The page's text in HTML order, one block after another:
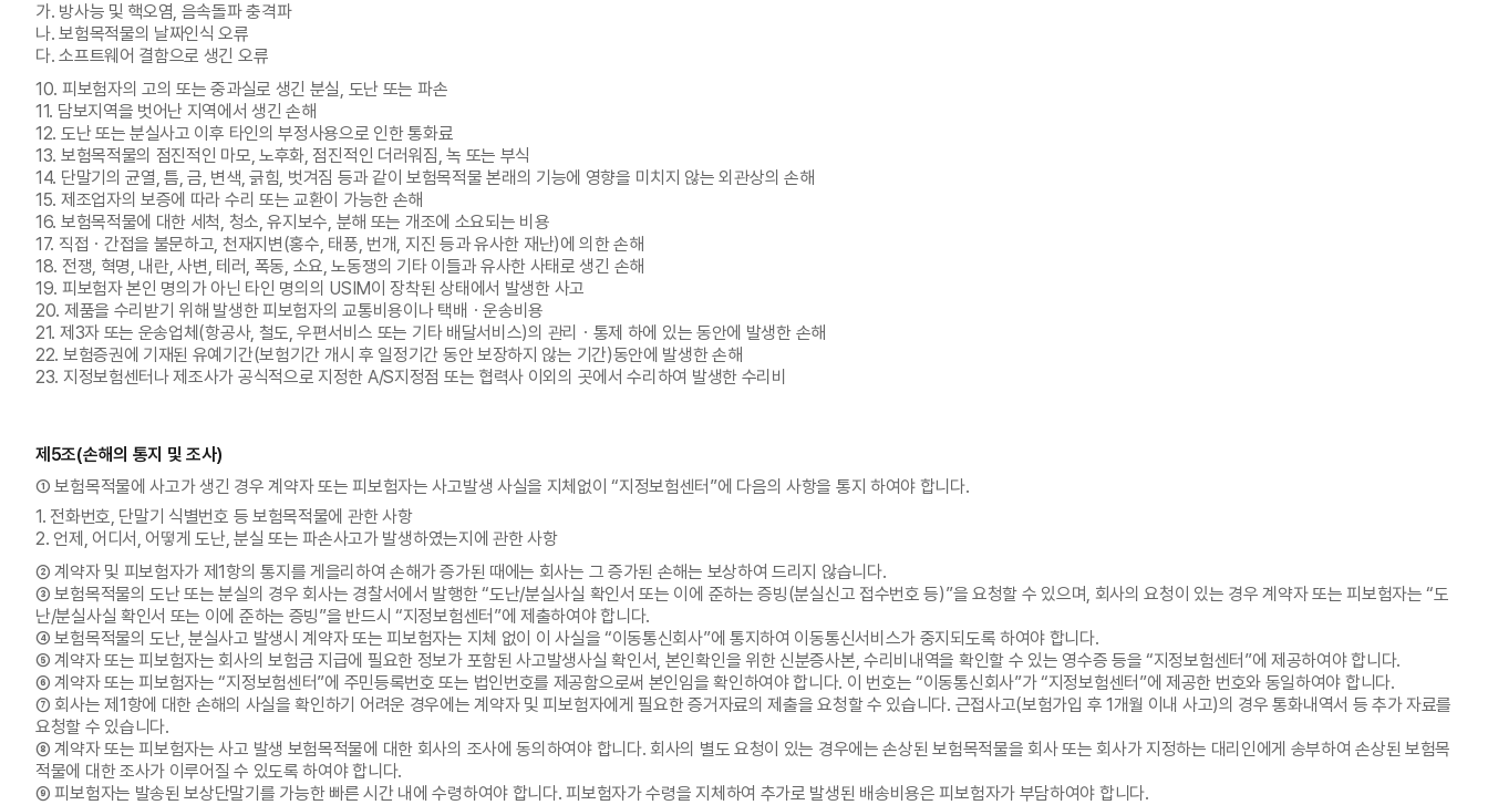
가. 방사능 및 핵오염, 음속돌파 충격파
나. 보험목적물의 날짜인식 오류
다. 소프트웨어 결함으로 생긴 오류
10. 피보험자의 고의 또는 중과실로 생긴 분실, 도난 또는 파손
11. 담보지역을 벗어난 지역에서 생긴 손해
12. 도난 또는 분실사고 이후 타인의 부정사용으로 인한 통화료
13. 보험목적물의 점진적인 마모, 노후화, 점진적인 더러워짐, 녹 또는 부식
14. 단말기의 균열, 틈, 금, 변색, 긁힘, 벗겨짐 등과 같이 보험목적물 본래의 기능에 영향을 미치지 않는 외관상의 손해
15. 제조업자의 보증에 따라 수리 또는 교환이 가능한 손해
16. 보험목적물에 대한 세척, 청소, 유지보수, 분해 또는 개조에 소요되는 비용
17. 직접ㆍ간접을 불문하고, 천재지변(홍수, 태풍, 번개, 지진 등과 유사한 재난)에 의한 손해
18. 전쟁, 혁명, 내란, 사변, 테러, 폭동, 소요, 노동쟁의 기타 이들과 유사한 사태로 생긴 손해
19. 피보험자 본인 명의가 아닌 타인 명의의 USIM이 장착된 상태에서 발생한 사고
20. 제품을 수리받기 위해 발생한 피보험자의 교통비용이나 택배ㆍ운송비용
21. 제3자 또는 운송업체(항공사, 철도, 우편서비스 또는 기타 배달서비스)의 관리ㆍ통제 하에 있는 동안에 발생한 손해
22. 보험증권에 기재된 유예기간(보험기간 개시 후 일정기간 동안 보장하지 않는 기간)동안에 발생한 손해
23. 지정보험센터나 제조사가 공식적으로 지정한 A/S지정점 또는 협력사 이외의 곳에서 수리하여 발생한 수리비
제5조(손해의 통지 및 조사)
① 보험목적물에 사고가 생긴 경우 계약자 또는 피보험자는 사고발생 사실을 지체없이 “지정보험센터”에 다음의 사항을 통지 하여야 합니다.
1. 전화번호, 단말기 식별번호 등 보험목적물에 관한 사항
2. 언제, 어디서, 어떻게 도난, 분실 또는 파손사고가 발생하였는지에 관한 사항
② 계약자 및 피보험자가 제1항의 통지를 게을리하여 손해가 증가된 때에는 회사는 그 증가된 손해는 보상하여 드리지 않습니다.
③ 보험목적물의 도난 또는 분실의 경우 회사는 경찰서에서 발행한 “도난/분실사실 확인서 또는 이에 준하는 증빙(분실신고 접수번호 등)”을 요청할 수 있으며, 회사의 요청이 있는 경우 계약자 또는 피보험자는 “도
난/분실사실 확인서 또는 이에 준하는 증빙”을 반드시 “지정보험센터”에 제출하여야 합니다.
④ 보험목적물의 도난, 분실사고 발생시 계약자 또는 피보험자는 지체 없이 이 사실을 “이동통신회사”에 통지하여 이동통신서비스가 중지되도록 하여야 합니다.
⑤ 계약자 또는 피보험자는 회사의 보험금 지급에 필요한 정보가 포함된 사고발생사실 확인서, 본인확인을 위한 신분증사본, 수리비내역을 확인할 수 있는 영수증 등을 “지정보험센터”에 제공하여야 합니다.
⑥ 계약자 또는 피보험자는 “지정보험센터”에 주민등록번호 또는 법인번호를 제공함으로써 본인임을 확인하여야 합니다. 이 번호는 “이동통신회사”가 “지정보험센터”에 제공한 번호와 동일하여야 합니다.
⑦ 회사는 제1항에 대한 손해의 사실을 확인하기 어려운 경우에는 계약자 및 피보험자에게 필요한 증거자료의 제출을 요청할 수 있습니다. 근접사고(보험가입 후 1개월 이내 사고)의 경우 통화내역서 등 추가 자료를
요청할 수 있습니다.
⑧ 계약자 또는 피보험자는 사고 발생 보험목적물에 대한 회사의 조사에 동의하여야 합니다. 회사의 별도 요청이 있는 경우에는 손상된 보험목적물을 회사 또는 회사가 지정하는 대리인에게 송부하여 손상된 보험목
적물에 대한 조사가 이루어질 수 있도록 하여야 합니다.
⑨ 피보험자는 발송된 보상단말기를 가능한 빠른 시간 내에 수령하여야 합니다. 피보험자가 수령을 지체하여 추가로 발생된 배송비용은 피보험자가 부담하여야 합니다.